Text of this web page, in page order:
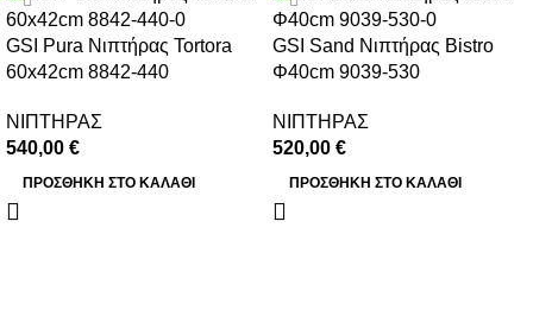
GSI Pura Νιπτήρας Tortora
60x42cm 8842-440
ΝΙΠΤΗΡΑΣ
540,00 €
ΠΡΟΣΘΉΚΗ ΣΤΟ ΚΑΛΆΘΙ
GSI Sand Νιπτήρας Bistro
Φ40cm 9039-530
ΝΙΠΤΗΡΑΣ
520,00 €
ΠΡΟΣΘΉΚΗ ΣΤΟ ΚΑΛΆΘΙ